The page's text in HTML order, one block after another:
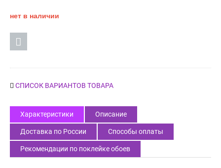
нет в наличии
СПИСОК ВАРИАНТОВ ТОВАРА
Характеристики Описание
Доставка по России Способы оплаты
Рекомендации по поклейке обоев